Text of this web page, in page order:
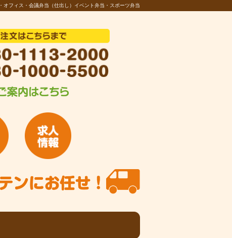
フィス・会議弁当（仕出し）イベント弁当・スポーツ弁当